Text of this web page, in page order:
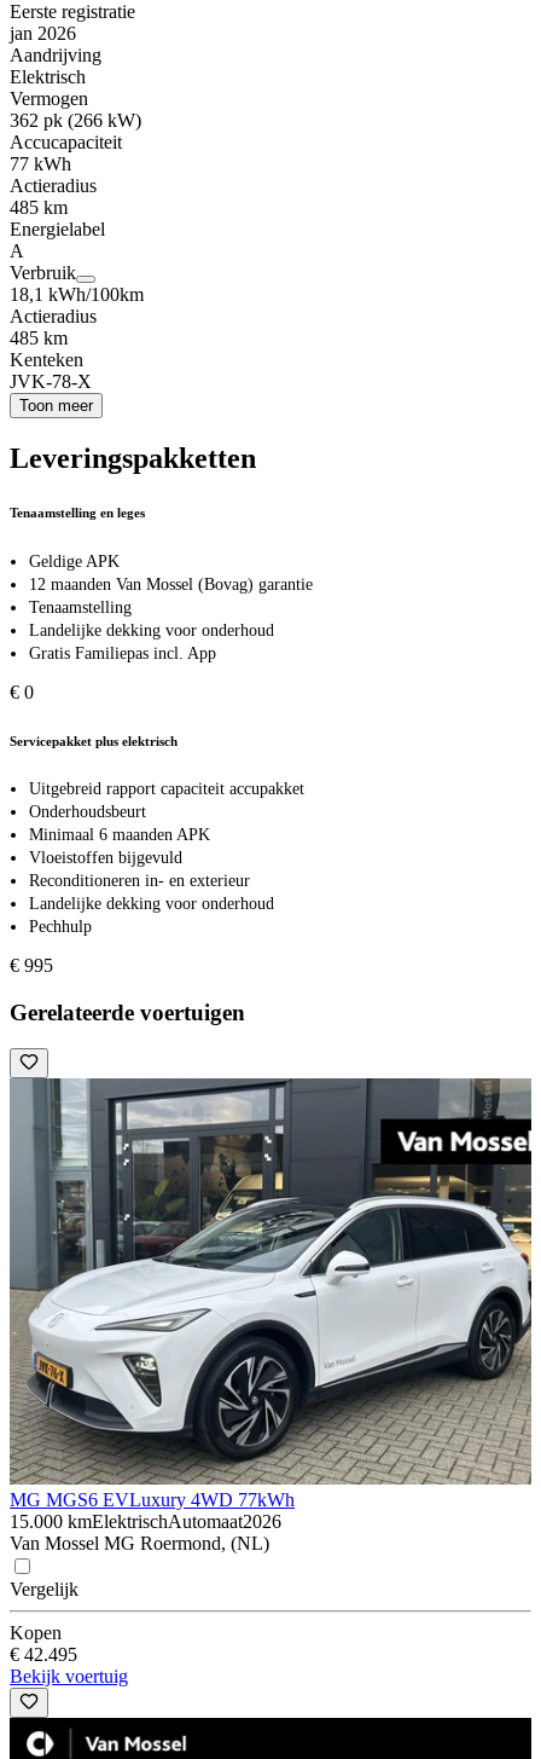
Eerste registratie
jan 2026
Aandrijving
Elektrisch
Vermogen
362 pk (266 kW)
Accucapaciteit
77 kWh
Actieradius
485 km
Energielabel
A
Verbruik
18,1 kWh/100km
Actieradius
485 km
Kenteken
JVK-78-X
Toon meer
Leveringspakketten
Tenaamstelling en leges
Geldige APK
12 maanden Van Mossel (Bovag) garantie
Tenaamstelling
Landelijke dekking voor onderhoud
Gratis Familiepas incl. App
€ 0
Servicepakket plus elektrisch
Uitgebreid rapport capaciteit accupakket
Onderhoudsbeurt
Minimaal 6 maanden APK
Vloeistoffen bijgevuld
Reconditioneren in- en exterieur
Landelijke dekking voor onderhoud
Pechhulp
€ 995
Gerelateerde voertuigen
MG MGS6 EVLuxury 4WD 77kWh
15.000 kmElektrischAutomaat2026
Van Mossel MG Roermond, (NL)
Vergelijk
Kopen
€ 42.495
Bekijk voertuig